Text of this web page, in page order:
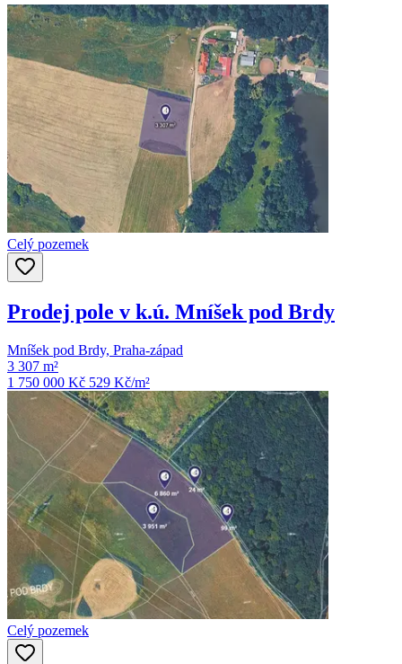
Celý pozemek
Prodej pole v k.ú. Mníšek pod Brdy
Mníšek pod Brdy, Praha-západ
3 307 m²
1 750 000 Kč 529 Kč/m²
Celý pozemek